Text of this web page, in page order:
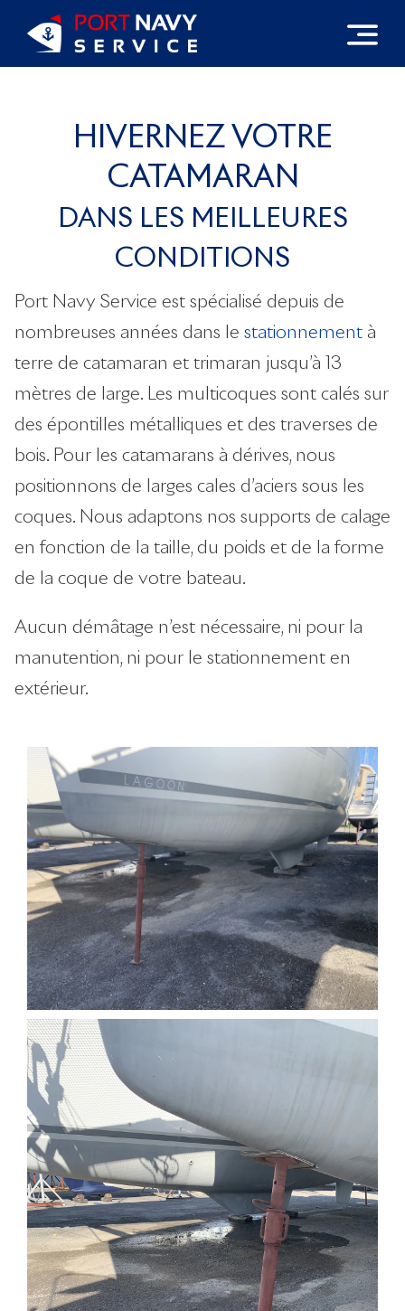
contenu
HIVERNEZ VOTRE
CATAMARAN
DANS LES MEILLEURES
CONDITIONS
Port Navy Service est spécialisé depuis de
nombreuses années dans le stationnementà
terre de catamaran et trimaran jusqu’à 13
mètres de large. Les multicoques sont calés sur
des épontilles métalliques et des traverses de
bois. Pour les catamarans à dérives, nous
positionnons de larges cales d’aciers sous les
coques. Nous adaptons nos supports de calage
en fonction de la taille, du poids et de la forme
de la coque de votre bateau.
Aucun démâtage n’est nécessaire, ni pour la
manutention, ni pour le stationnement en
extérieur.